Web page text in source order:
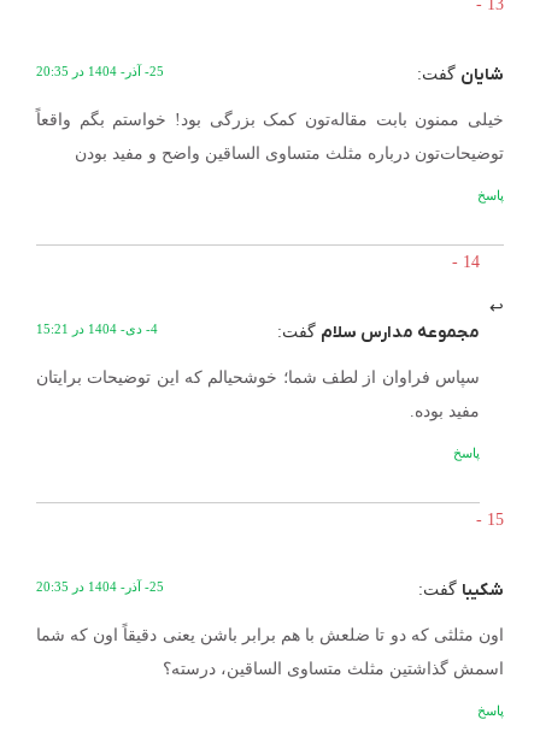
شایان گفت: 25- آذر- 1404 در 20:35
خیلی ممنون بابت مقاله‌تون کمک بزرگی بود! خواستم بگم واقعاً
توضیحات‌تون درباره مثلث متساوی الساقین واضح و مفید بودن
پاسخ
مجموعه مدارس سلام گفت: 4- دی- 1404 در 15:21
سپاس فراوان از لطف شما؛ خوشحیالم که این توضیحات برایتان
مفید بوده.
پاسخ
شکیبا گفت: 25- آذر- 1404 در 20:35
اون مثلثی که دو تا ضلعش با هم برابر باشن یعنی دقیقاً اون که شما
اسمش گذاشتین مثلث متساوی الساقین، درسته؟
پاسخ